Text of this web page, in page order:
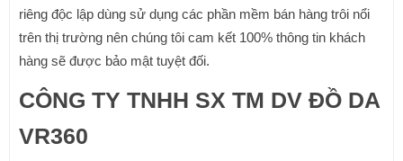
riêng độc lập dùng sử dụng các phần mềm bán hàng trôi nổi
trên thị trường nên chúng tôi cam kết 100% thông tin khách
hàng sẽ được bảo mật tuyệt đối.
CÔNG TY TNHH SX TM DV ĐỒ DA
VR360